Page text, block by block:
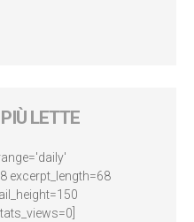
LETTE
excerpt_length=68